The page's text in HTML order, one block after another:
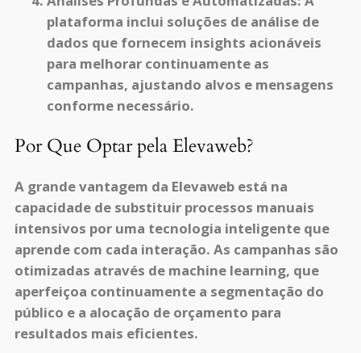
plataforma inclui soluções de análise de
dados que fornecem insights acionáveis
para melhorar continuamente as
campanhas, ajustando alvos e mensagens
conforme necessário.
Por Que Optar pela Elevaweb?
A grande vantagem da Elevaweb está na
capacidade de substituir processos manuais
intensivos por uma tecnologia inteligente que
aprende com cada interação. As campanhas são
otimizadas através de machine learning, que
aperfeiçoa continuamente a segmentação do
público e a alocação de orçamento para
resultados mais eficientes.